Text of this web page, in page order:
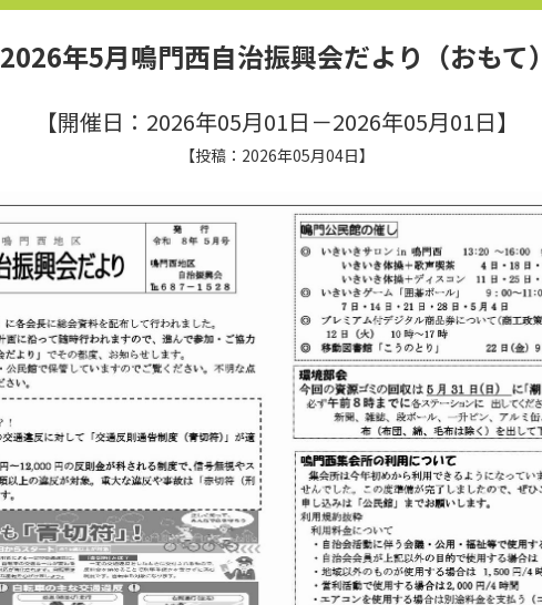
2026年5月鳴門西自治振興会だより（おもて）
【開催日：2026年05月01日－2026年05月01日】
【投稿：2026年05月04日】